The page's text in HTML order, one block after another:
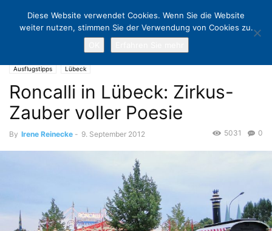
Ausflugstipps Lübeck
Roncalli in Lübeck: Zirkus-
Zauber voller Poesie
By Irene Reinecke - 9. September 2012 0
5031
Diese Website verwendet Cookies. Wenn Sie die Website
weiter nutzen, stimmen Sie der Verwendung von Cookies zu.